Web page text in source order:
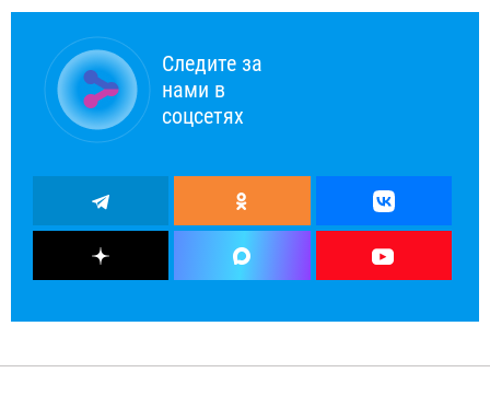
Следите за
нами в
соцсетях